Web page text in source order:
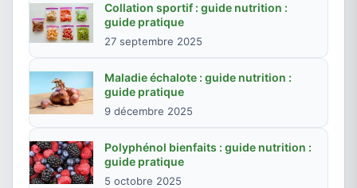
Collation sportif : guide nutrition :
guide pratique
27 septembre 2025
Maladie échalote : guide nutrition :
guide pratique
9 décembre 2025
Polyphénol bienfaits : guide nutrition :
guide pratique
5 octobre 2025